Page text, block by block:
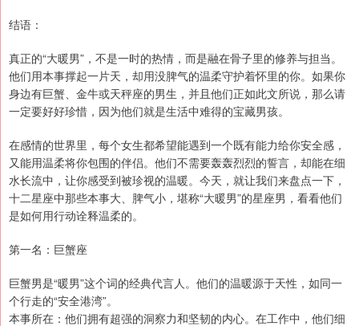
结语：
真正的“大暖男”，不是一时的热情，而是融在骨子里的修养与担当。
他们用本事撑起一片天，却用没脾气的温柔守护着怀里的你。如果你
身边有巨蟹、金牛或天秤座的男生，并且他们正如此文所说，那么请
一定要好好珍惜，因为他们就是生活中难得的宝藏男孩。
在感情的世界里，每个女生都希望能遇到一个既有能力给你安全感，
又能用温柔将你包围的伴侣。他们不需要轰轰烈烈的誓言，却能在细
水长流中，让你感受到被珍视的温暖。今天，就让我们来盘点一下，
十二星座中那些本事大、脾气小，堪称“大暖男”的星座男，看看他们
是如何用行动诠释温柔的。
第一名：巨蟹座
巨蟹男是“暖男”这个词的经典代言人。他们的温暖源于天性，如同一
个行走的“安全港湾”。
本事所在：他们拥有超强的洞察力和坚韧的内心。在工作中，他们细